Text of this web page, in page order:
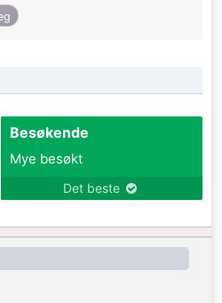
Besøkende
Mye besøkt
Det beste